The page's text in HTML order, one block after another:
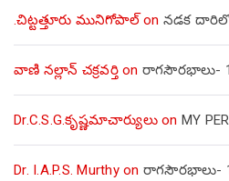
.చిట్టత్తూరు మునిగోపాల్on నడక
వాణి నల్లాన్ చక్రవర్తిon రాగసౌరభాలు-
Dr.C.S.G.కృష్ణమాచార్యులుon MY
Dr. I.A.P.S. Murthyon రాగసౌరభాలు-